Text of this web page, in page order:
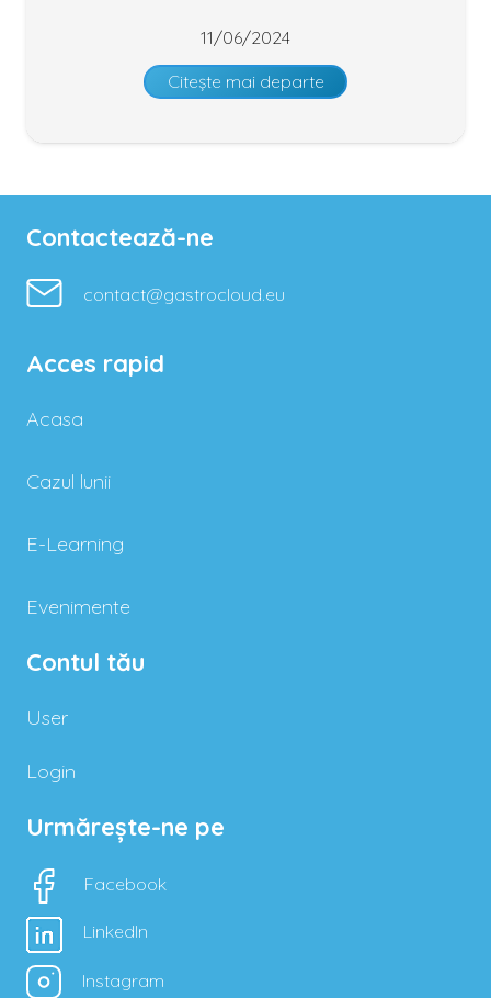
11/06/2024
Citește mai departe
Contactează-ne
contact@gastrocloud.eu
Acces rapid
Acasa
Cazul lunii
E-Learning
Evenimente
Contul tău
User
Login
Urmărește-ne pe
Facebook
LinkedIn
Instagram